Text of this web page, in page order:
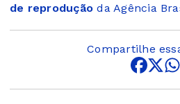
de reprodução da Agência
Compartilhe